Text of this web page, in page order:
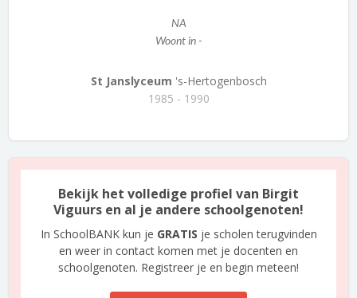
NA
Woont in -
St Janslyceum 's-Hertogenbosch
1985 - 1990
Bekijk het volledige profiel van Birgit
Viguurs en al je andere schoolgenoten!
In SchoolBANK kun je GRATIS je scholen terugvinden
en weer in contact komen met je docenten en
schoolgenoten. Registreer je en begin meteen!